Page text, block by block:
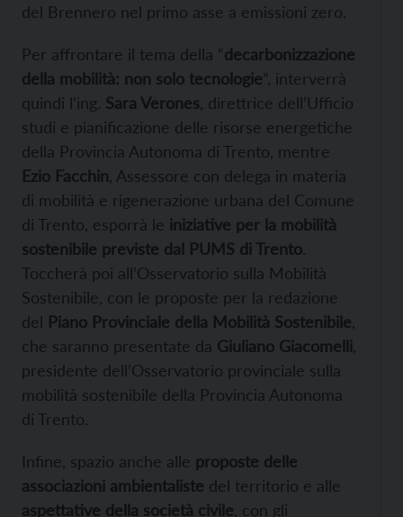
del Brennero nel primo asse a emissioni zero.
Per affrontare il tema della “decarbonizzazione
della mobilità: non solo tecnologie”, interverrà
quindi l’ing. Sara Verones , direttrice dell’Ufficio
studi e pianificazione delle risorse energetiche
della Provincia Autonoma di Trento, mentre
Ezio Facchin , Assessore con delega in materia
di mobilità e rigenerazione urbana del Comune
di Trento, esporrà le iniziative per la mobilità
sostenibile previste dal PUMS di Trento.
Toccherà poi all’Osservatorio sulla Mobilità
Sostenibile, con le proposte per la redazione
del Piano Provinciale della Mobilità Sostenibile
che saranno presentate da Giuliano Giacomelli
presidente dell’Osservatorio provinciale sulla
mobilità sostenibile della Provincia Autonoma
di Trento.
Infine, spazio anche alle proposte delle
associazioni ambientaliste del territorio e alle
aspettative della società civile , con gli